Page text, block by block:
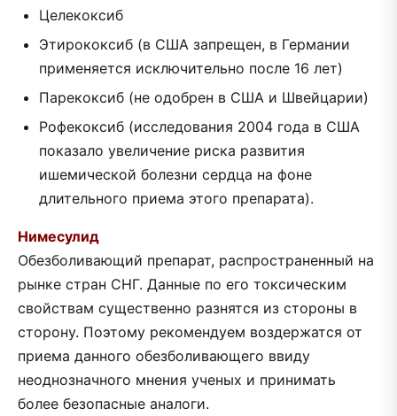
Целекоксиб
Этирококсиб (в США запрещен, в Германии
применяется исключительно после 16 лет)
Парекоксиб (не одобрен в США и Швейцарии)
Рофекоксиб (исследования 2004 года в США
показало увеличение риска развития
ишемической болезни сердца на фоне
длительного приема этого препарата).
Нимесулид
Обезболивающий препарат, распространенный на
рынке стран СНГ. Данные по его токсическим
свойствам существенно разнятся из стороны в
сторону. Поэтому рекомендуем воздержатся от
приема данного обезболивающего ввиду
неоднозначного мнения ученых и принимать
более безопасные аналоги.